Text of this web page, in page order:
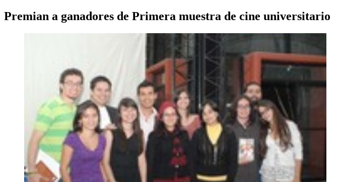
Premian a ganadores de Primera muestra de cine universitario